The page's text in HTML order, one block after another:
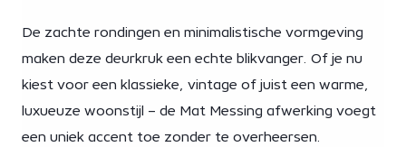
De zachte rondingen en minimalistische vormgeving
maken deze deurkruk een echte blikvanger. Of je nu
kiest voor een klassieke, vintage of juist een warme,
luxueuze woonstijl – de Mat Messing afwerking voegt
een uniek accent toe zonder te overheersen.